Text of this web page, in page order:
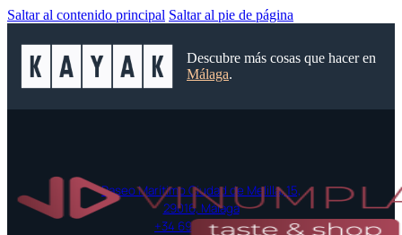
Saltar al contenido principal Saltar al pie de página
Descubre más cosas que hacer en
Málaga.
Paseo Marítimo Ciudad de Melilla, 15,
29016, Málaga
+34 697 42 52 55